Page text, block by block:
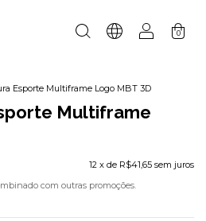
0
Esporte Multiframe Logo MBT 3D
Multiframe
12 x de R$41,65 sem juros
com outras promoções.